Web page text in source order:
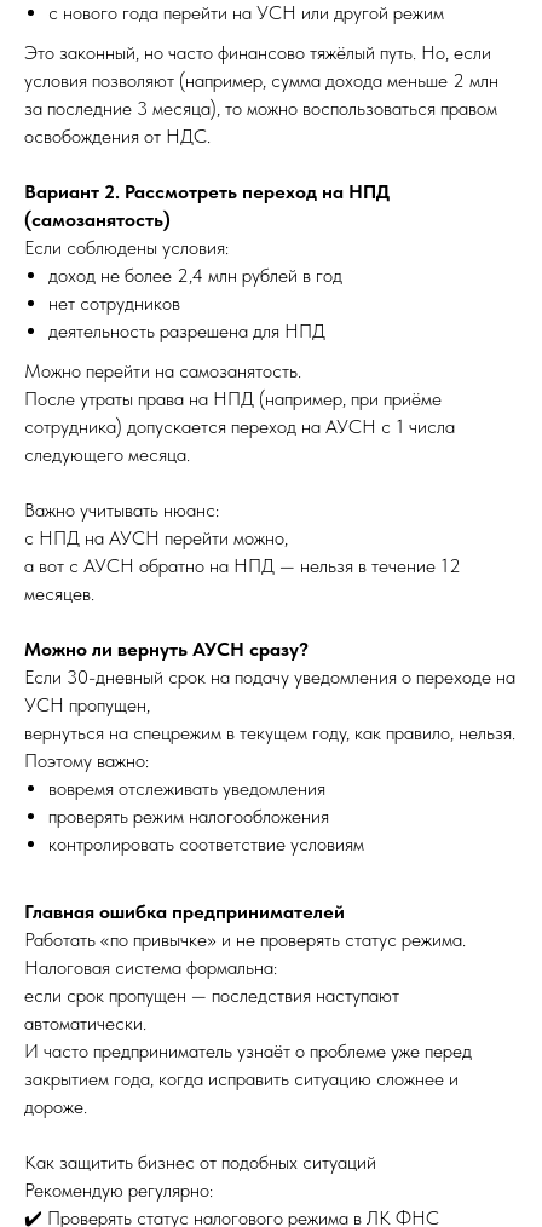
с нового года перейти на УСН или другой режим
Это законный, но часто финансово тяжёлый путь. Но, если
условия позволяют (например, сумма дохода меньше 2 млн
за последние 3 месяца), то можно воспользоваться правом
освобождения от НДС.
Вариант 2. Рассмотреть переход на НПД
(самозанятость)
Если соблюдены условия:
доход не более 2,4 млн рублей в год
нет сотрудников
деятельность разрешена для НПД
Можно перейти на самозанятость.
После утраты права на НПД (например, при приёме
сотрудника) допускается переход на АУСН с 1 числа
следующего месяца.
Важно учитывать нюанс:
с НПД на АУСН перейти можно,
а вот с АУСН обратно на НПД — нельзя в течение 12
месяцев.
Можно ли вернуть АУСН сразу?
Если 30-дневный срок на подачу уведомления о переходе на
УСН пропущен,
вернуться на спецрежим в текущем году, как правило, нельзя.
Поэтому важно:
вовремя отслеживать уведомления
проверять режим налогообложения
контролировать соответствие условиям
Главная ошибка предпринимателей
Работать «по привычке» и не проверять статус режима.
Налоговая система формальна:
если срок пропущен — последствия наступают
автоматически.
И часто предприниматель узнаёт о проблеме уже перед
закрытием года, когда исправить ситуацию сложнее и
дороже.
Как защитить бизнес от подобных ситуаций
Рекомендую регулярно:
✔️ Проверять статус налогового режима в ЛК ФНС